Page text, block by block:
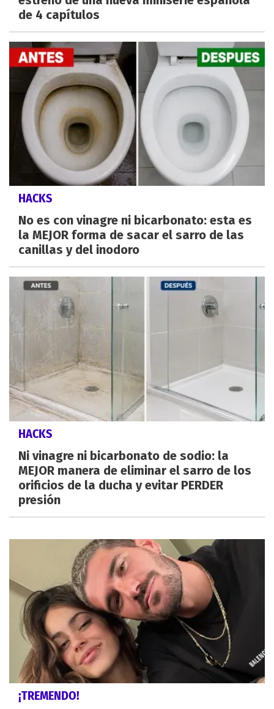
de 4 capítulos
HACKS
No es con vinagre ni bicarbonato: esta es
la MEJOR forma de sacar el sarro de las
canillas y del inodoro
HACKS
Ni vinagre ni bicarbonato de sodio: la
MEJOR manera de eliminar el sarro de los
orificios de la ducha y evitar PERDER
presión
¡TREMENDO!